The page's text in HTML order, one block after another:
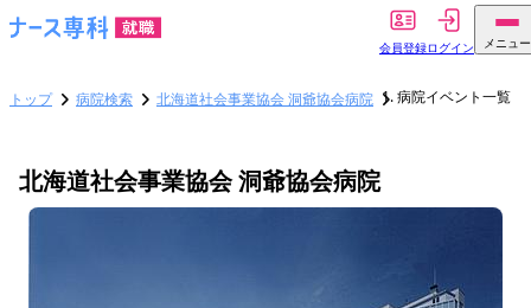
会員登録ログイン メニュー
トップ 病院検索 北海道社会事業協会 洞爺協会病院 病院イベント一覧
北海道社会事業協会 洞爺協会病院